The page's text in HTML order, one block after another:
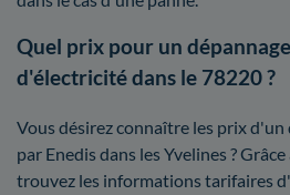
Quel prix pour un
d'électricité dans le 78220 ?
Vous désirez connaître les prix
par Enedis dans les Yvelines ?
trouvez les informations tarifaires